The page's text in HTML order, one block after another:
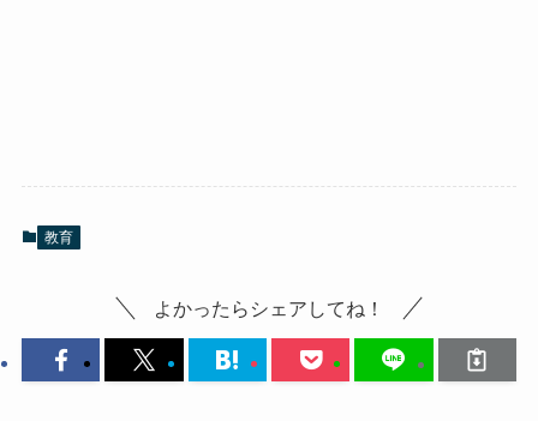
教育
よかったらシェアしてね！